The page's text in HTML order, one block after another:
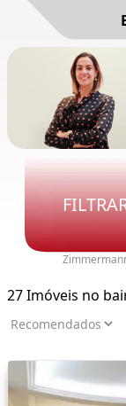
27 Imóveis no